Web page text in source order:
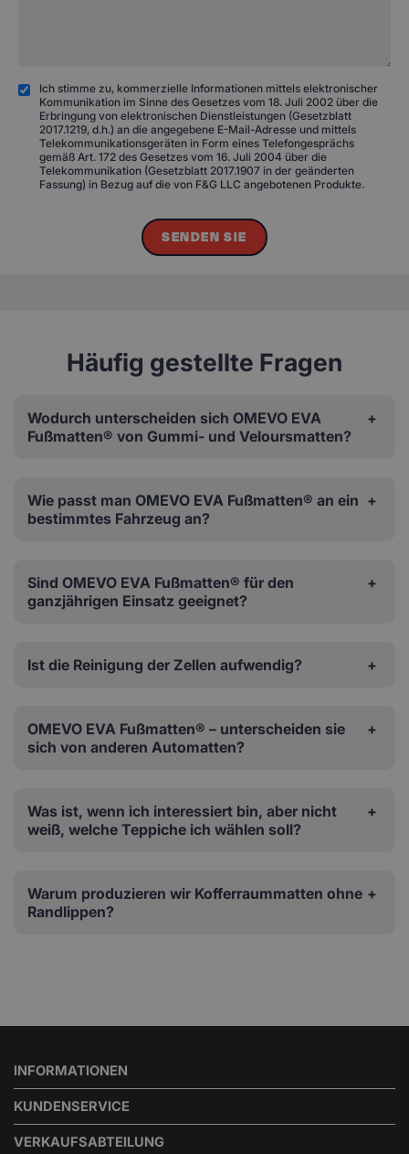
Ich stimme zu, kommerzielle Informationen mittels elektronischer
Kommunikation im Sinne des Gesetzes vom 18. Juli 2002 über die
Erbringung von elektronischen Dienstleistungen (Gesetzblatt
2017.1219, d.h.) an die angegebene E-Mail-Adresse und mittels
Telekommunikationsgeräten in Form eines Telefongesprächs
gemäß Art. 172 des Gesetzes vom 16. Juli 2004 über die
Telekommunikation (Gesetzblatt 2017.1907 in der geänderten
Fassung) in Bezug auf die von F&G LLC angebotenen Produkte.
SENDEN SIE
Häufig gestellte Fragen
Wodurch unterscheiden sich OMEVO EVA
Fußmatten® von Gummi- und Veloursmatten?
Wie passt man OMEVO EVA Fußmatten® an ein
bestimmtes Fahrzeug an?
Sind OMEVO EVA Fußmatten® für den
ganzjährigen Einsatz geeignet?
Ist die Reinigung der Zellen aufwendig?
OMEVO EVA Fußmatten® – unterscheiden sie
sich von anderen Automatten?
Was ist, wenn ich interessiert bin, aber nicht
weiß, welche Teppiche ich wählen soll?
Warum produzieren wir Kofferraummatten ohne
Randlippen?
INFORMATIONEN
KUNDENSERVICE
VERKAUFSABTEILUNG